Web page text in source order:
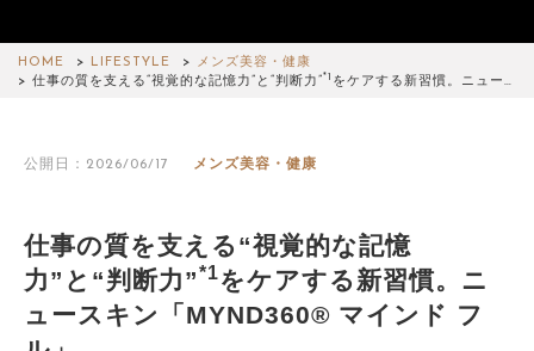
HOME LIFESTYLE
メンズ美容・健康
仕事の質を支える“視覚的な記憶力”と“判断力”*1 をケアする新習慣。ニュー…
公開日：2026/06/17 メンズ美容・健康
仕事の質を支える“視覚的な記憶
力”と“判断力”*1をケアする新習慣。ニ
ュースキン「MYND360® マインド フ